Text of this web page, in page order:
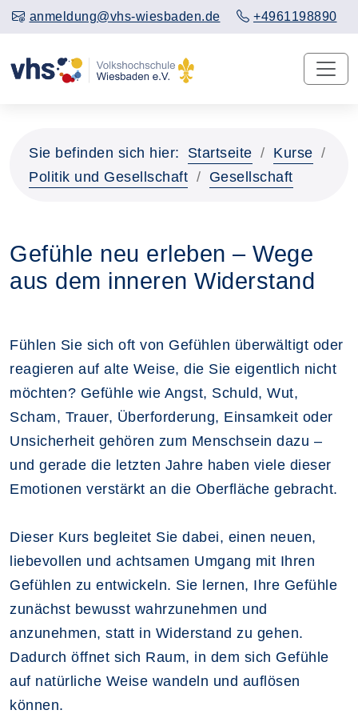
anmeldung@vhs-wiesbaden.de +4961198890
Sie befinden sich hier: Startseite
Kurse
Politik und Gesellschaft
Gesellschaft
Gefühle neu erleben – Wege
aus dem inneren Widerstand
Fühlen Sie sich oft von Gefühlen überwältigt oder
reagieren auf alte Weise, die Sie eigentlich nicht
möchten? Gefühle wie Angst, Schuld, Wut,
Scham, Trauer, Überforderung, Einsamkeit oder
Unsicherheit gehören zum Menschsein dazu –
und gerade die letzten Jahre haben viele dieser
Emotionen verstärkt an die Oberfläche gebracht.
Dieser Kurs begleitet Sie dabei, einen neuen,
liebevollen und achtsamen Umgang mit Ihren
Gefühlen zu entwickeln. Sie lernen, Ihre Gefühle
zunächst bewusst wahrzunehmen und
anzunehmen, statt in Widerstand zu gehen.
Dadurch öffnet sich Raum, in dem sich Gefühle
auf natürliche Weise wandeln und auflösen
können.